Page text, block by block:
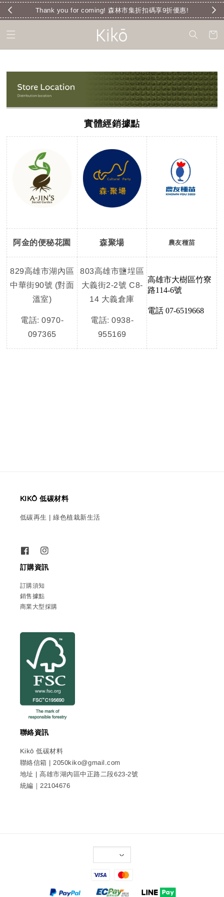
Thank you for coming! 森林市集折扣碼享9折優惠!
實體經銷據點
阿金的便秘花園 森聚場 農友種苗
829高雄市湖內區
中華街90號 (對面
溫室)
電話: 0970-
097365
803高雄市鹽埕區
大義街2-2號 C8-
14 大義倉庫
電話: 0938-
955169
高雄市大樹區竹寮
路114-6號
電話 07-6519668
KIKŌ 低碳材料
低碳再生 | 綠色植栽新生活
訂購資訊
訂購須知
銷售據點
商業大型採購
聯絡資訊
Kikō 低碳材料
聯絡信箱 | 2050kiko@gmail.com
地址 | 高雄市湖內區中正路二段623-2號
統編｜22104676